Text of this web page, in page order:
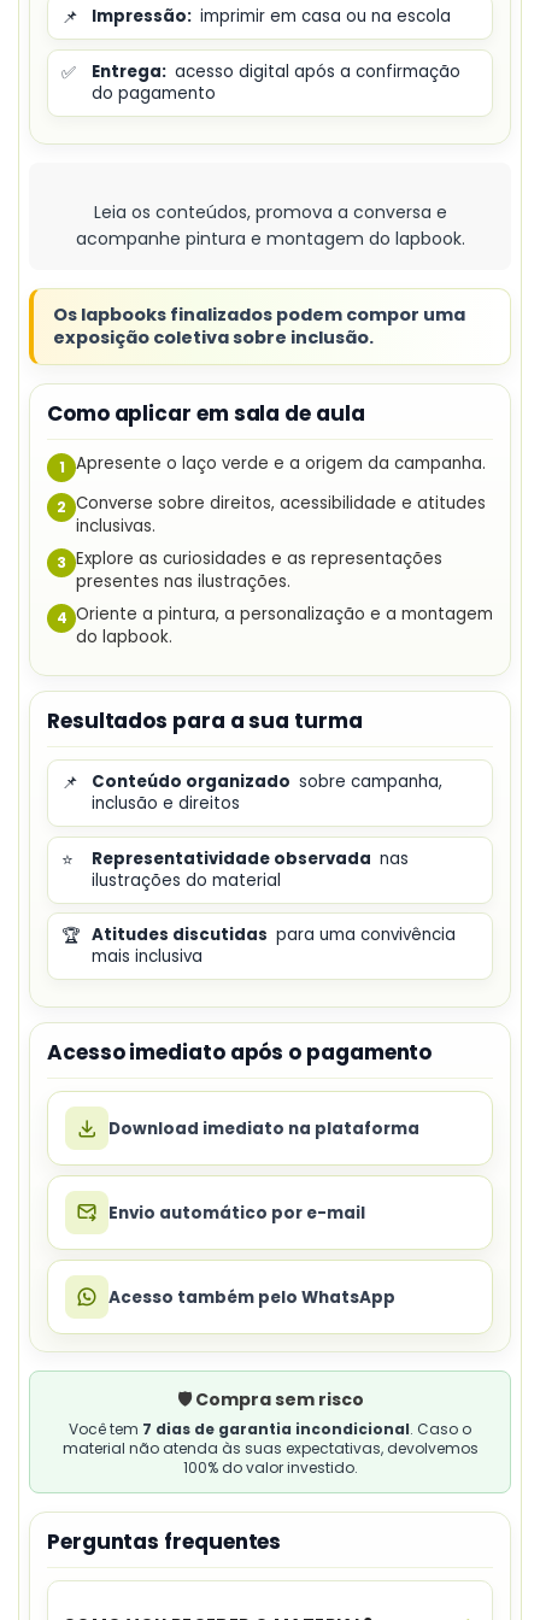
📌 Impressão: imprimir em casa ou na escola
✅ Entrega: acesso digital após a confirmação
do pagamento
Leia os conteúdos, promova a conversa e
acompanhe pintura e montagem do lapbook.
Os lapbooks finalizados podem compor uma
exposição coletiva sobre inclusão.
Como aplicar em sala de aula
1 Apresente o laço verde e a origem da campanha.
2 Converse sobre direitos, acessibilidade e atitudes
inclusivas.
3 Explore as curiosidades e as representações
presentes nas ilustrações.
4 Oriente a pintura, a personalização e a montagem
do lapbook.
Resultados para a sua turma
📌 Conteúdo organizado sobre campanha,
inclusão e direitos
⭐ Representatividade observada nas
ilustrações do material
🏆 Atitudes discutidas para uma convivência
mais inclusiva
Acesso imediato após o pagamento
Download imediato na plataforma
Envio automático por e-mail
Acesso também pelo WhatsApp
🛡️ Compra sem risco
Você tem 7 dias de garantia incondicional. Caso o
material não atenda às suas expectativas, devolvemos
100% do valor investido.
Perguntas frequentes